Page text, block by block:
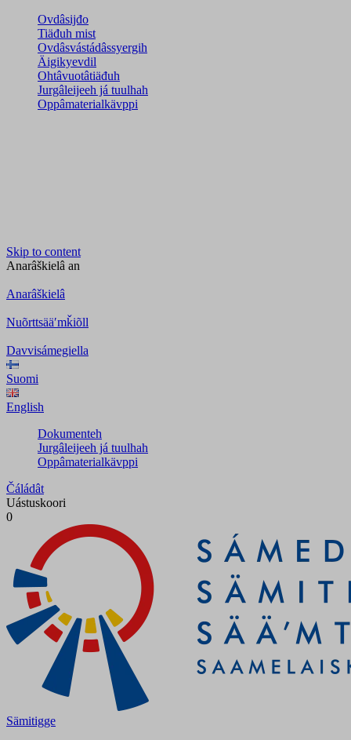
Ovdâsijđo
Tiäđuh mist
Ovdâsvástádâssyergih
Äigikyevdil
Ohtâvuotâtiäđuh
Jurgâleijeeh já tuulhah
Oppâmaterialkävppi
Skip to content
Anarâškielâ an
Anarâškielâ
Nuõrttsääʹmǩiõll
Davvisámegiella
Suomi
English
Dokumenteh
Jurgâleijeeh já tuulhah
Oppâmaterialkävppi
Čáládât
Uástuskoori
0
Sämitigge